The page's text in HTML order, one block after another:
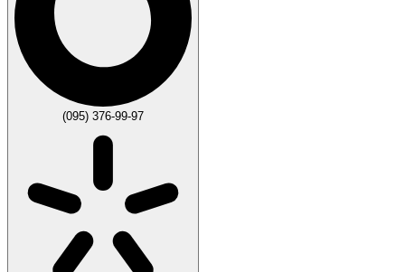
(095) 376-99-97